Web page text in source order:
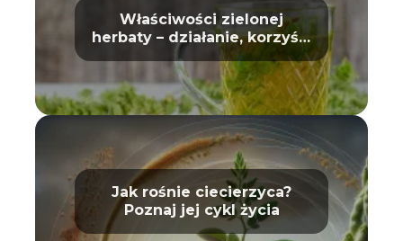
Właściwości zielonej
herbaty – działanie, korzyści
i wpływ na zdrowie
Jak rośnie ciecierzyca?
Poznaj jej cykl życia